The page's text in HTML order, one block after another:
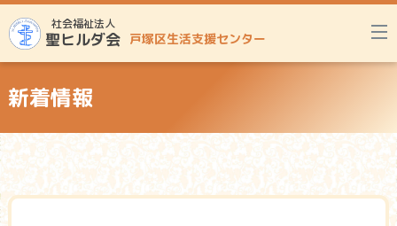
社会福祉法人
聖ヒルダ会 戸塚区生活支援センター
新着情報